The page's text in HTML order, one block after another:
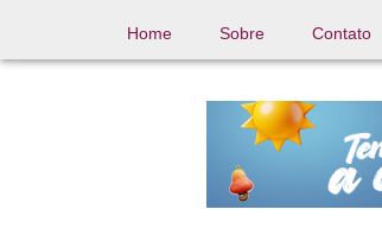
Home Sobre Contato